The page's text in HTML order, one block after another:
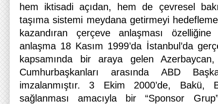
hem iktisadi açıdan, hem de çevresel
taşıma sistemi meydana getirmeyi
kazandıran çerçeve anlaşması özelliğine
anlaşma 18 Kasım 1999’da İstanbul’da
kapsamında bir araya gelen
Cumhurbaşkanları arasında ABD
imzalanmıştır. 3 Ekim 2000’de, Bakü,
sağlanması amacıyla bir “Sponsor